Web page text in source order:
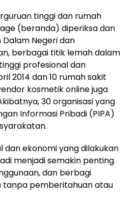
tinggi dan rumah
(beranda) diperiksa dan
Dalam Negeri dan
berbagai titik lemah dalam
profesional dan
2014 dan 10 rumah sakit
kosmetik online juga
30 organisasi yang
Informasi Pribadi (PIPA)
dan ekonomi yang dilakukan
menjadi semakin penting.
dan berbagi
tanpa pemberitahuan atau